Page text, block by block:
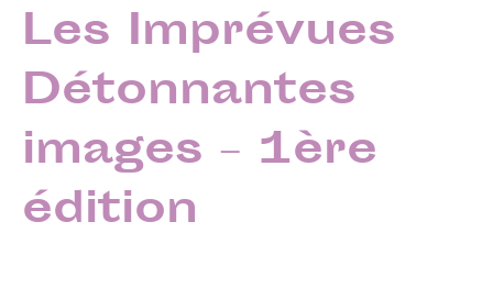
Les Imprévues
Détonnantes
images – 1ère
édition